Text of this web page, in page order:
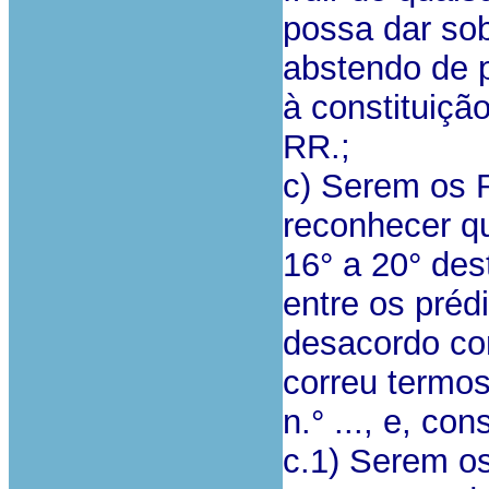
possa dar
abstendo de
à
RR.;
c) Serem os
reconhecer
16° a 20°
entre os
desacordo
correu
n.° ..., e,
c.1) Serem